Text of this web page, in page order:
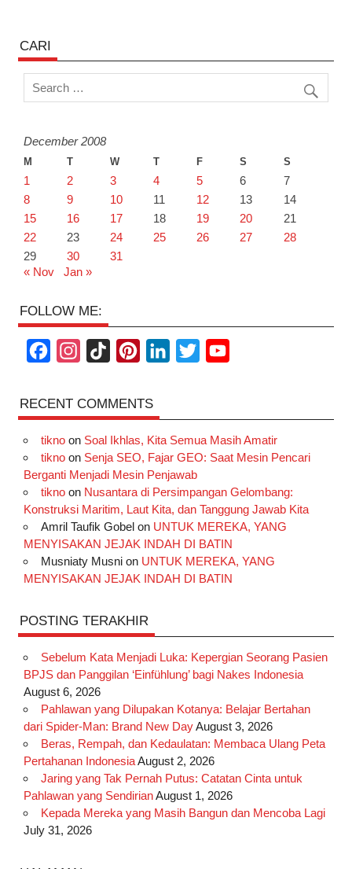
CARI
December 2008
M T W T F S S
1 2 3 4 5 6
7
8
9 10 11 12 13
14
15
16 17 18 19 20
21
22
23 24 25 26 27
28
29
30
31
« Nov
Jan »
FOLLOW ME:
c
e
b
o
k
s
t
a
r
a
m
k
T
o
k
n
t
e
e
s
k
e
I
n
t
t
r
T
u
e
RECENT COMMENTS
tiknoon Soal Ikhlas, Kita Semua Masih Amatir
tiknoon Senja SEO, Fajar GEO: Saat Mesin Pencari
Berganti Menjadi Mesin Penjawab
tiknoon Nusantara di Persimpangan Gelombang:
Konstruksi Maritim, Laut Kita, dan Tanggung Jawab Kita
Amril Taufik Gobelon UNTUK MEREKA, YANG
MENYISAKAN JEJAK INDAH DI BATIN
Musniaty Musnion UNTUK MEREKA, YANG
MENYISAKAN JEJAK INDAH DI BATIN
POSTING TERAKHIR
Sebelum Kata Menjadi Luka: Kepergian Seorang Pasien
BPJS dan Panggilan ‘Einfühlung’ bagi Nakes Indonesia
August 6, 2026
Pahlawan yang Dilupakan Kotanya: Belajar Bertahan
dari Spider-Man: Brand New DayAugust 3, 2026
Beras, Rempah, dan Kedaulatan: Membaca Ulang Peta
Pertahanan IndonesiaAugust 2, 2026
Jaring yang Tak Pernah Putus: Catatan Cinta untuk
Pahlawan yang SendirianAugust 1, 2026
Kepada Mereka yang Masih Bangun dan Mencoba Lagi
July 31, 2026